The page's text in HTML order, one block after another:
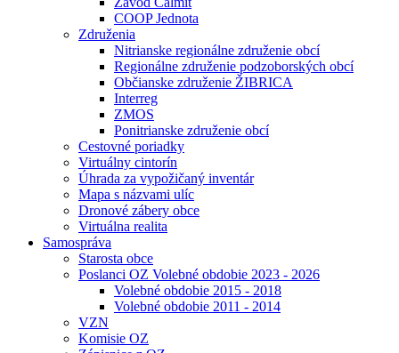
COOP Jednota
Združenia
Nitrianske regionálne združenie obcí
Regionálne združenie podzoborských obcí
Občianske združenie ŽIBRICA
Interreg
ZMOS
Ponitrianske združenie obcí
Cestovné poriadky
Virtuálny cintorín
Úhrada za vypožičaný inventár
Mapa s názvami ulíc
Dronové zábery obce
Virtuálna realita
Samospráva
Starosta obce
Poslanci OZ Volebné obdobie 2023 - 2026
Volebné obdobie 2015 - 2018
Volebné obdobie 2011 - 2014
VZN
Komisie OZ